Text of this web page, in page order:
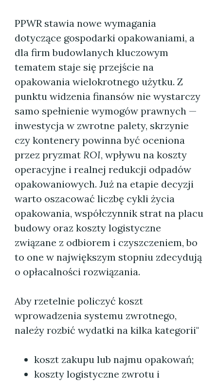
PPWR stawia nowe wymagania
dotyczące gospodarki opakowaniami, a
dla firm budowlanych kluczowym
tematem staje się przejście na
opakowania wielokrotnego użytku. Z
punktu widzenia finansów nie wystarczy
samo spełnienie wymogów prawnych —
inwestycja w zwrotne palety, skrzynie
czy kontenery powinna być oceniona
przez pryzmat ROI, wpływu na koszty
operacyjne i realnej redukcji odpadów
opakowaniowych. Już na etapie decyzji
warto oszacować liczbę cykli życia
opakowania, współczynnik strat na placu
budowy oraz koszty logistyczne
związane z odbiorem i czyszczeniem, bo
to one w największym stopniu zdecydują
o opłacalności rozwiązania.
Aby rzetelnie policzyć koszt
wprowadzenia systemu zwrotnego,
należy rozbić wydatki na kilka kategorii"
koszt zakupu lub najmu opakowań;
koszty logistyczne zwrotu i